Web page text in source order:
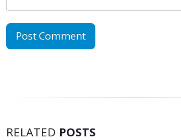
RELATED POSTS